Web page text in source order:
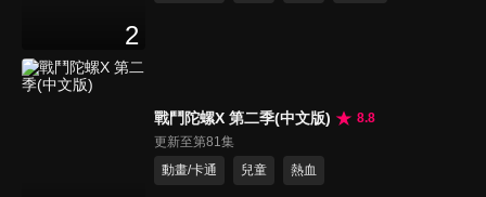
2
戰鬥陀螺X 第二季(中文版)
8.8
更新至第81集
動畫/卡通
兒童 熱血